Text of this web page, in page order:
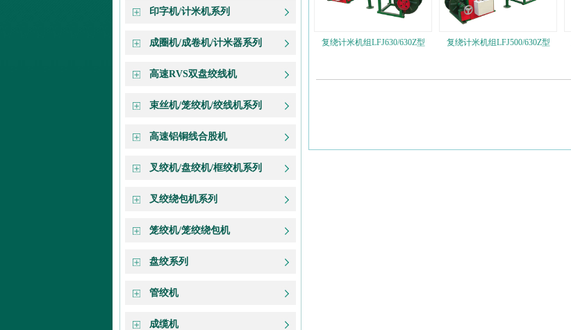
印字机/计米机系列
成圈机/成卷机/计米器系列
高速RVS双盘绞线机
束丝机/笼绞机/绞线机系列
高速铝铜线合股机
叉绞机/盘绞机/框绞机系列
叉绞绕包机系列
笼绞机/笼绞绕包机
盘绞系列
管绞机
成缆机
复绕计米机组LFJ630/630Z型 复绕计米机组LFJ500/630Z型